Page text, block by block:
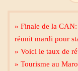
» Finale de la
réunit mardi pour
» Voici le taux de
» Tourisme au